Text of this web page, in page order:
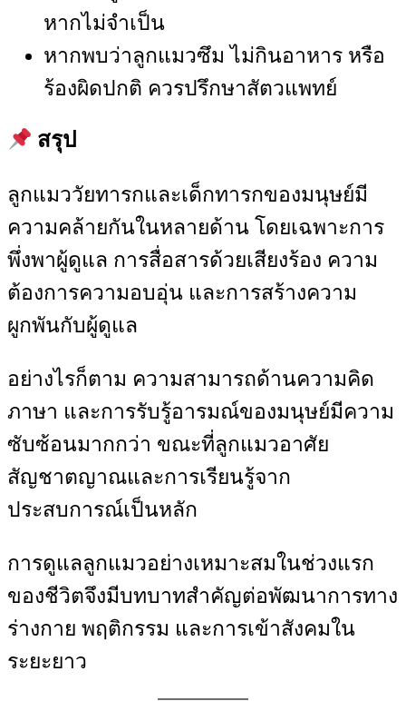
หากไม่จำเป็น
หากพบว่าลูกแมวซึม ไม่กินอาหาร หรือ
ร้องผิดปกติ ควรปรึกษาสัตวแพทย์
สรุป
ลูกแมววัยทารกและเด็กทารกของมนุษย์มี
ความคล้ายกันในหลายด้าน โดยเฉพาะการ
พึ่งพาผู้ดูแล การสื่อสารด้วยเสียงร้อง ความ
ต้องการความอบอุ่น และการสร้างความ
ผูกพันกับผู้ดูแล
อย่างไรก็ตาม ความสามารถด้านความคิด
ภาษา และการรับรู้อารมณ์ของมนุษย์มีความ
ซับซ้อนมากกว่า ขณะที่ลูกแมวอาศัย
สัญชาตญาณและการเรียนรู้จาก
ประสบการณ์เป็นหลัก
การดูแลลูกแมวอย่างเหมาะสมในช่วงแรก
ของชีวิตจึงมีบทบาทสำคัญต่อพัฒนาการทาง
ร่างกาย พฤติกรรม และการเข้าสังคมใน
ระยะยาว